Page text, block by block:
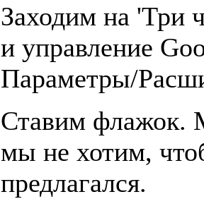
Заходим на 'Три
и управление
Параметры/
Ставим флажок.
мы не хотим,
предлагался.